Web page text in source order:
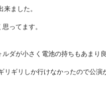
ました。
ってます。
ダが小さく電池の持ちもあまり
リギリしか行けなかったので公演